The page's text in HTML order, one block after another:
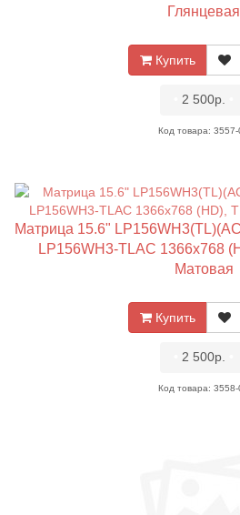
Глянцевая
Купить
2 500р.
Код товара: 3557-
Матрица 15.6"
LP156WH3-TLAC 1366x768
Матовая
Купить
2 500р.
Код товара: 3558-